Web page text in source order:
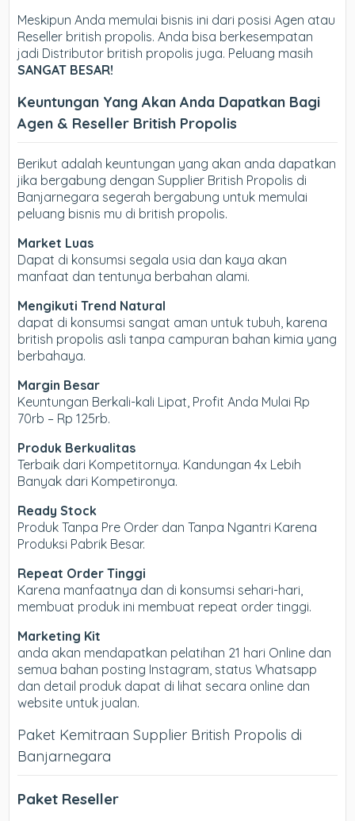
Meskipun Anda memulai bisnis ini dari posisi Agen atau
Reseller british propolis. Anda bisa berkesempatan
jadi Distributor british propolis juga. Peluang masih
SANGAT BESAR!
Keuntungan Yang Akan Anda Dapatkan Bagi
Agen & Reseller British Propolis
Berikut adalah keuntungan yang akan anda dapatkan
jika bergabung dengan Supplier British Propolis di
Banjarnegara segerah bergabung untuk memulai
peluang bisnis mu di british propolis.
Market Luas
Dapat di konsumsi segala usia dan kaya akan
manfaat dan tentunya berbahan alami.
Mengikuti Trend Natural
dapat di konsumsi sangat aman untuk tubuh, karena
british propolis asli tanpa campuran bahan kimia yang
berbahaya.
Margin Besar
Keuntungan Berkali-kali Lipat, Profit Anda Mulai Rp
70rb – Rp 125rb.
Produk Berkualitas
Terbaik dari Kompetitornya. Kandungan 4x Lebih
Banyak dari Kompetironya.
Ready Stock
Produk Tanpa Pre Order dan Tanpa Ngantri Karena
Produksi Pabrik Besar.
Repeat Order Tinggi
Karena manfaatnya dan di konsumsi sehari-hari,
membuat produk ini membuat repeat order tinggi.
Marketing Kit
anda akan mendapatkan pelatihan 21 hari Online dan
semua bahan posting Instagram, status Whatsapp
dan detail produk dapat di lihat secara online dan
website untuk jualan.
Paket Kemitraan Supplier British Propolis di
Banjarnegara
Paket Reseller